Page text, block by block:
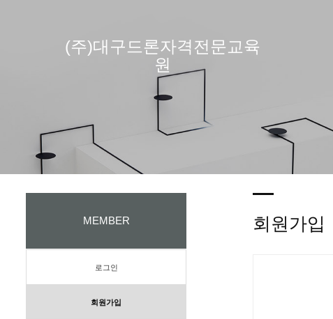
(주)대구드론자격전문교육
원
MEMBER
로그인
회원가입
회원가입